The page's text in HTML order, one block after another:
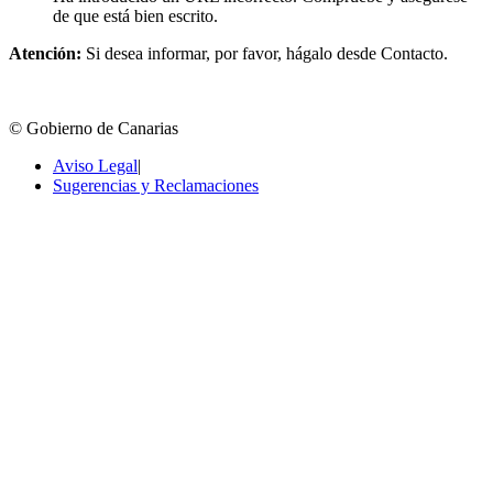
de que está bien escrito.
Atención: Si desea informar, por favor, hágalo desde Contacto.
© Gobierno de Canarias
Aviso Legal|
Sugerencias y Reclamaciones